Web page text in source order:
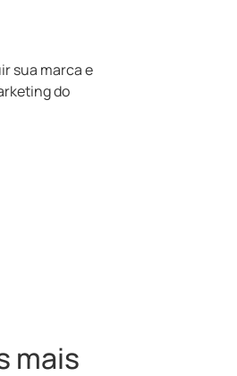
sua marca e
do
mais